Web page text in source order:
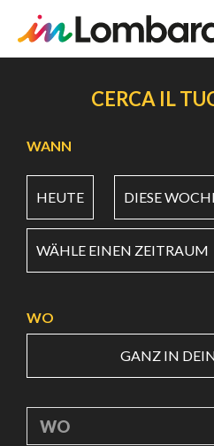
CERCA IL
WANN
HEUTE DIESE
WÄHLE EINEN ZEITRAUM
WO
GANZ IN
WO